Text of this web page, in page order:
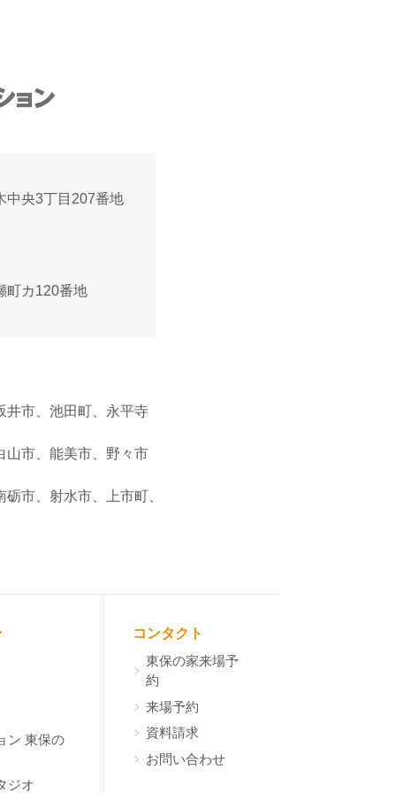
中央3丁目207番地
町カ120番地
井市、池田町、永平寺
山市、能美市、野々市
市、射水市、上市町、
ン 東保の
ジオ
コンタクト
東保の家来場予
約
来場予約
資料請求
お問い合わせ